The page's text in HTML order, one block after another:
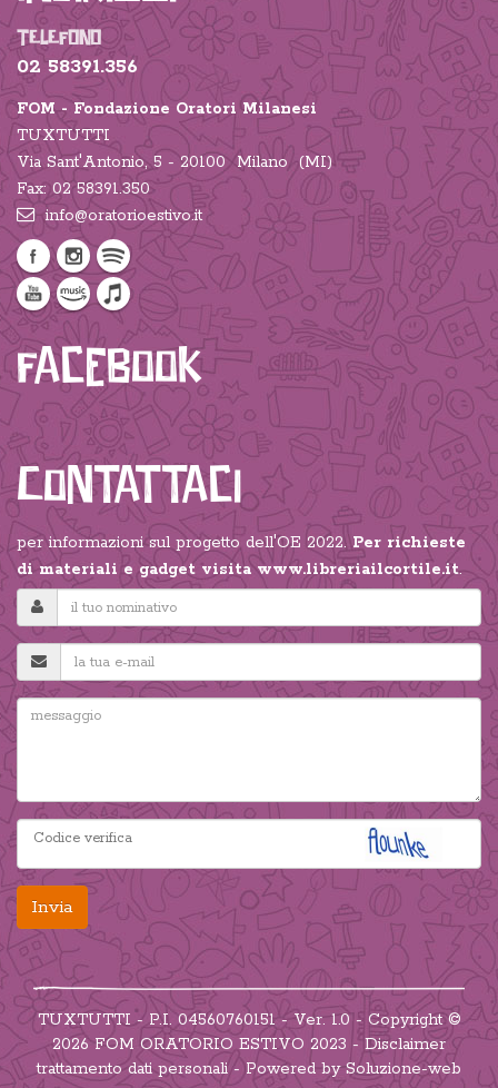
TELEFONO
02 58391.356
FOM - Fondazione Oratori Milanesi
TUXTUTTI
Via Sant'Antonio, 5 - 20100 Milano (MI)
Fax: 02 58391.350
info@oratorioestivo.it
Facebook
Contattaci
per informazioni sul progetto dell'OE 2022.Per richieste
di materiali e gadget visita www.libreriailcortile.it.
Invia
TUXTUTTI - P.I. 04560760151 - Ver. 1.0 - Copyright©
2026 FOM ORATORIO ESTIVO 2023 - Disclaimer
trattamento dati personali - Powered bySoluzione-web